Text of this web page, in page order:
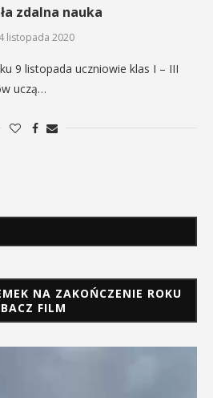
zdalna nauka
listopada 2020
9 listopada uczniowie klas I – III
uczą…
NA ZAKOŃCZENIE ROKU
FILM